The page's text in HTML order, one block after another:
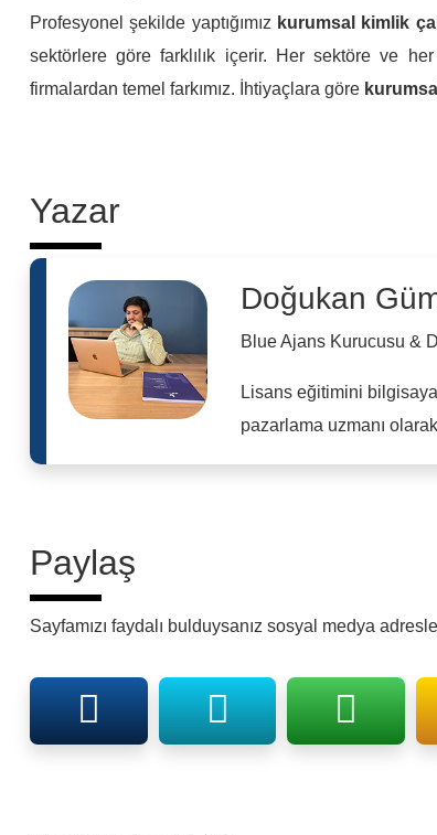
Profesyonel şekilde yaptığımız kurumsal kimlik
sektörlere göre farklılık içerir. Her sektöre ve
firmalardan temel farkımız. İhtiyaçlara göre
Yazar
Doğukan
Blue Ajans Kurucusu &
Lisans eğitimini
pazarlama uzmanı
Paylaş
Sayfamızı faydalı bulduysanız sosyal medya